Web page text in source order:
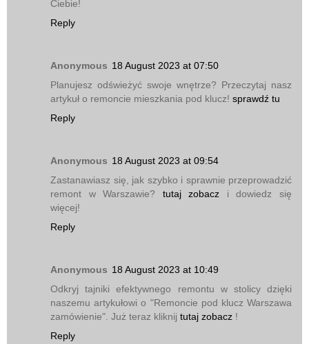
Ciebie!
Reply
Anonymous 18 August 2023 at 07:50
Planujesz odświeżyć swoje wnętrze? Przeczytaj nasz
artykuł o remoncie mieszkania pod klucz! sprawdź tu
Reply
Anonymous 18 August 2023 at 09:54
Zastanawiasz się, jak szybko i sprawnie przeprowadzić
remont w Warszawie? tutaj zobacz i dowiedz się
więcej!
Reply
Anonymous 18 August 2023 at 10:49
Odkryj tajniki efektywnego remontu w stolicy dzięki
naszemu artykułowi o "Remoncie pod klucz Warszawa
zamówienie". Już teraz kliknij tutaj zobacz !
Reply